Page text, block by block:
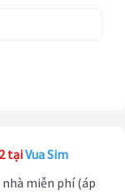
tạiVua Sim
miễn phí (áp